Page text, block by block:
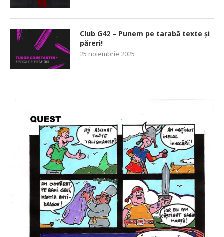
Club G42 – Punem pe tarabă texte și
păreri!
25 noiembrie 2025